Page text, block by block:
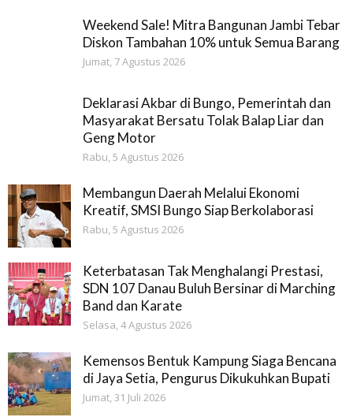
Weekend Sale! Mitra Bangunan Jambi Tebar
Diskon Tambahan 10% untuk Semua Barang
Jumat, 7 Agustus 2026
Deklarasi Akbar di Bungo, Pemerintah dan
Masyarakat Bersatu Tolak Balap Liar dan
Geng Motor
Rabu, 5 Agustus 2026
Membangun Daerah Melalui Ekonomi
Kreatif, SMSI Bungo Siap Berkolaborasi
Rabu, 5 Agustus 2026
Keterbatasan Tak Menghalangi Prestasi,
SDN 107 Danau Buluh Bersinar di Marching
Band dan Karate
Selasa, 4 Agustus 2026
Kemensos Bentuk Kampung Siaga Bencana
di Jaya Setia, Pengurus Dikukuhkan Bupati
Jumat, 31 Juli 2026